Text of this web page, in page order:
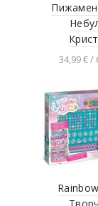
Goki
GOLIATH
Gollnest &
Hape
Happytoys
Hasbro
J. M. Inacio
34,99 € /